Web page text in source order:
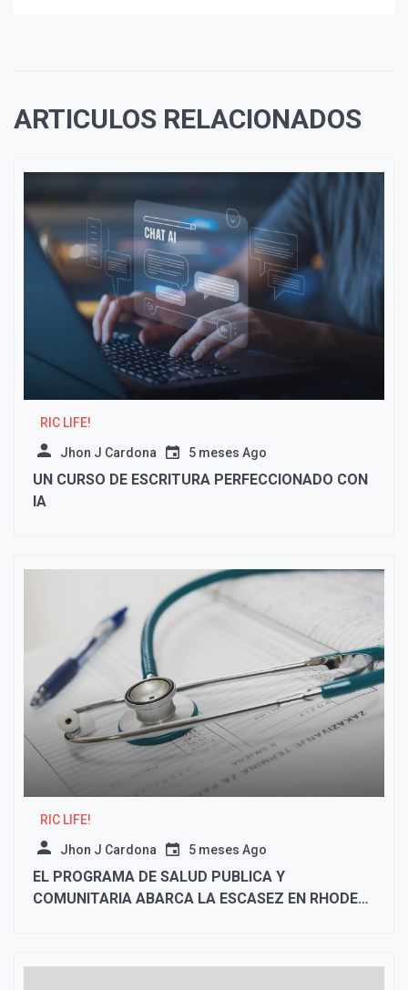
ARTICULOS RELACIONADOS
RIC LIFE!
Jhon J Cardona 5 meses Ago
UN CURSO DE ESCRITURA PERFECCIONADO CON
IA
RIC LIFE!
Jhon J Cardona 5 meses Ago
EL PROGRAMA DE SALUD PUBLICA Y
COMUNITARIA ABARCA LA ESCASEZ EN RHODE